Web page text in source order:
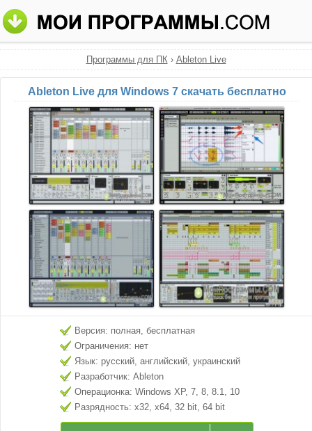
Программы для ПК› Ableton Live
Ableton Live для Windows 7 скачать бесплатно
Версия: полная, бесплатная
Ограничения: нет
Язык: русский, английский, украинский
Разработчик: Ableton
Операционка: Windows XP, 7, 8, 8.1, 10
Разрядность: x32, x64, 32 bit, 64 bit